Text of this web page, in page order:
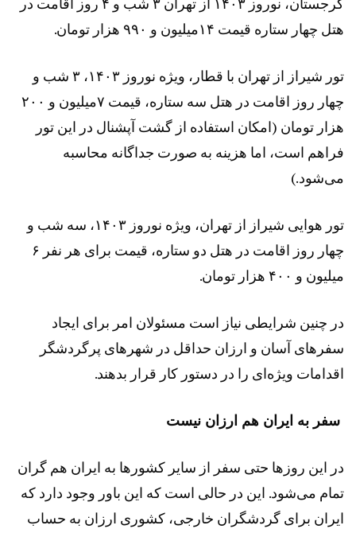
هتل چهار ستاره قیمت ۱۴میلیون و ۹۹۰ هزار تومان.
تور شیراز از تهران با قطار، ویژه نوروز ۱۴۰۳، ۳ شب و
چهار روز اقامت در هتل سه ستاره، قیمت ۷میلیون و ۲۰۰
هزار تومان (امکان استفاده از گشت آپشنال در این تور
فراهم است، اما هزینه به صورت جداگانه محاسبه
می‌شود.)
تور هوایی شیراز از تهران، ویژه نوروز ۱۴۰۳، سه شب و
چهار روز اقامت در هتل دو ستاره، قیمت برای هر نفر ۶
میلیون و ۴۰۰ هزار تومان.
در چنین شرایطی نیاز است مسئولان امر برای ایجاد
سفر‌های آسان و ارزان حداقل در شهر‌های پرگردشگر
اقدامات ویژه‌ای را در دستور کار قرار بدهند.
سفر به ایران هم ارزان نیست
در این روز‌ها حتی سفر از سایر کشور‌ها به ایران هم گران
تمام می‌شود. این در حالی است که این باور وجود دارد که
ایران برای گردشگران خارجی، کشوری ارزان به حساب